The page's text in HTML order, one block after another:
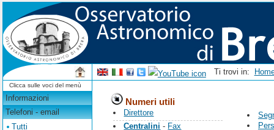
Ti trovi in:
Clicca sulle voci del menù
Informazioni
Telefoni - email
Tutti
Numeri utili
Direttore
Centralini - Fax